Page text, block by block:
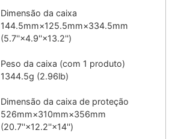
Dimensão da caixa
144.5mm×125.5mm×334.5mm
(5.7''×4.9''×13.2'')
Peso da caixa (com 1 produto)
1344.5g (2.96lb)
Dimensão da caixa de proteção
526mm×310mm×356mm
(20.7''×12.2''×14'')